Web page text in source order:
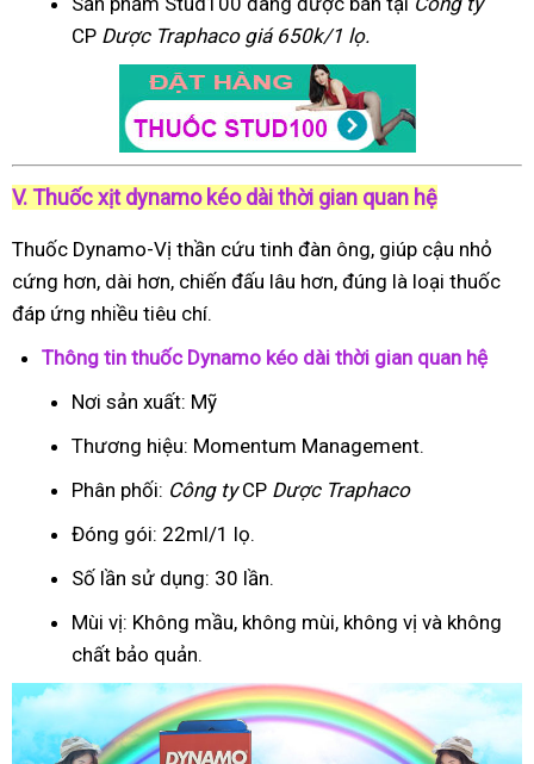
CP Dược Traphacogiá 650k/1 lọ.
V. Thuốc xịt dynamo kéo dài thời gian quan hệ
Thuốc Dynamo-Vị thần cứu tinh đàn ông, giúp cậu nhỏ
cứng hơn, dài hơn, chiến đấu lâu hơn, đúng là loại thuốc
đáp ứng nhiều tiêu chí.
Thông tin thuốc Dynamo kéo dài thời gian quan hệ
Nơi sản xuất: Mỹ
Thương hiệu: Momentum Management.
Phân phối: Công tyCP Dược Traphaco
Đóng gói: 22ml/1 lọ.
Số lần sử dụng: 30 lần.
Mùi vị: Không mầu, không mùi, không vị và không
chất bảo quản.